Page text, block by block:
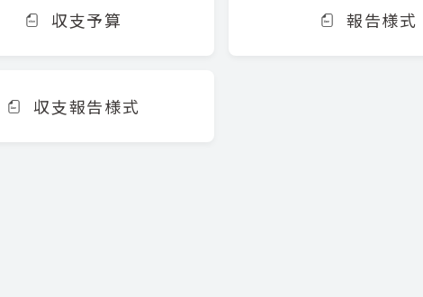
収支予算 報告様式
収支報告様式